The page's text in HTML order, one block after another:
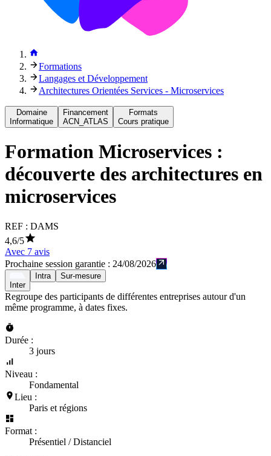
Formations
Langages et Développement
Architectures Orientées Services - Microservices
Domaine
Informatique
Financement
ACN_ATLAS
Formats
Cours pratique
Formation Microservices :
découverte des architectures en
microservices
REF : DAMS
4,6/5
Avec 7 avis
Prochaine session garantie : 24/08/2026
Inter
Intra Sur-mesure
Regroupe des participants de différentes entreprises autour d'un
même programme, à dates fixes.
Durée :
3 jours
Niveau :
Fondamental
Lieu :
Paris et régions
Format :
Présentiel / Distanciel